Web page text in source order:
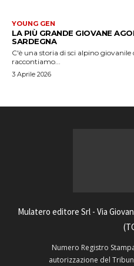
YOUNG GEN
LA PIÙ GRANDE GIOVANE
SARDEGNA
C'è una storia di sci alpino giovanile
raccontiamo...
3 Aprile 2026
Mulatero editore Srl - Via
Numero Registro
autorizzazione del